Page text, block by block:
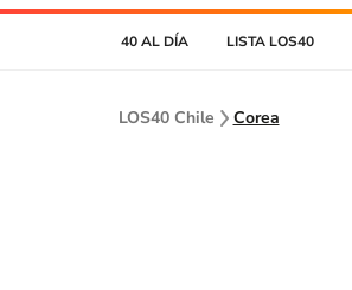
40 AL DÍA LISTA LOS40
LOS40 Chile Corea